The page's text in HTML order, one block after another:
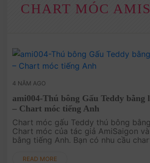
CHART MÓC
4 NĂM AGO
ami004-Thú bông Gấu Teddy bằng
– Chart móc tiếng Anh
Chart móc gấu Teddy thú bông
Chart móc của tác giả AmiSaigon
bằng tiếng Anh. Bạn có nhu cầu
READ MORE